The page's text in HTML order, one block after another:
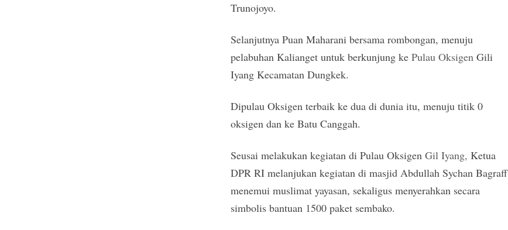
Trunojoyo.
Selanjutnya Puan Maharani bersama rombongan, menuju
pelabuhan Kalianget untuk berkunjung ke Pulau Oksigen Gili
Iyang Kecamatan Dungkek.
Dipulau Oksigen terbaik ke dua di dunia itu, menuju titik 0
oksigen dan ke Batu Canggah.
Seusai melakukan kegiatan di Pulau Oksigen Gil Iyang, Ketua
DPR RI melanjukan kegiatan di masjid Abdullah Sychan Bagraff
menemui muslimat yayasan, sekaligus menyerahkan secara
simbolis bantuan 1500 paket sembako.